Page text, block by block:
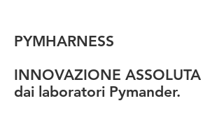
PYMHARNESS
INNOVAZIONE ASSOLUTA
dai laboratori Pymander.